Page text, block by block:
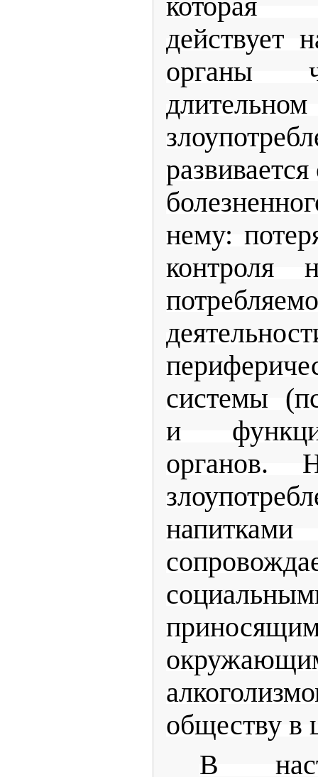
действует
органы
длительном
нему:
контроля
системы
и
органов.
обществу в
В